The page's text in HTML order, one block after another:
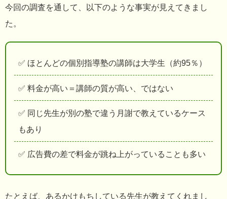
今回の調査を通して、以下のような事実が見えてきまし
た。
✅ ほとんどの個別指導塾の講師は大学生（約95％）
✅ 料金が高い＝講師の質が高い、ではない
✅ 同じ先生が別の塾で違う月謝で教えているケース
もあり
✅ 広告費の差で料金が跳ね上がっていることも多い
たとえば、あるかけもちしている先生が教えてくれまし